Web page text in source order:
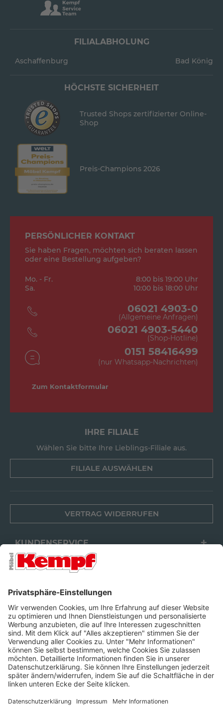
FILIALABHOLUNG
Aschaffenburg Bad König
HÖCHSTE SICHERHEIT
Trusted Shops zertifizierter Online-
Shop
Preis-Champions 2026
PERSÖNLICHER KONTAKT
Sie haben Fragen, möchten sich beraten lassen
oder eine Bestellung aufgeben?
Mo. - Fr.
8:00 bis 19:00 Uhr
Sa.
10:00 bis 18:00 Uhr
06021 4903-0
(Allgemeine Anfragen)
06021 4903-5440
(Shop-Hotline)
0151 58416499
(nur Whatsapp-Nachrichten)
Zum Kontaktformular
IHRE FILIALE
Wählen Sie bitte Ihre Lieblings-Filiale aus.
FILIALE AUSWÄHLEN
VERTRAG WIDERRUFEN
KUNDENSERVICE
FILIALEN
FOLGEN SIE UNS
Barrierefreiheit Cookie-Einstellungen Widerrufsrecht